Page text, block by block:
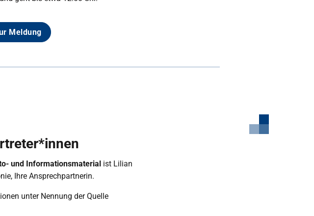
Meldung
und Informationsmaterial ist Lilian
Ihre Ansprechpartnerin.
unter Nennung der Quelle